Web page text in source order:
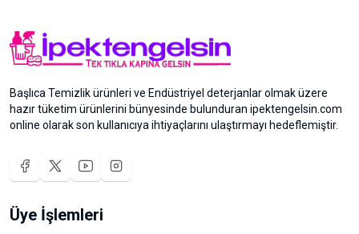
Başlıca Temizlik ürünleri ve Endüstriyel deterjanlar olmak üzere
hazır tüketim ürünlerini bünyesinde bulunduran ipektengelsin.com
online olarak son kullanıcıya ihtiyaçlarını ulaştırmayı hedeflemiştir.
Üye İşlemleri